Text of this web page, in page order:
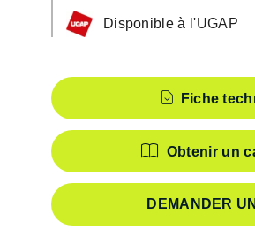
Disponible à l'UGAP
Caractéristiques
Fiche
Obtenir un
DEMANDER